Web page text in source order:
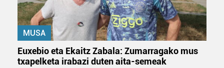
MUSA
Euxebio eta Ekaitz Zabala: Zumarragako mus
txapelketa irabazi duten aita-semeak